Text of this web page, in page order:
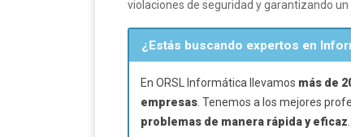
violaciones de seguridad y garantizando
¿Estás buscando expertos en
En ORSL Informática llevamos más de
empresas . Tenemos a los mejores
problemas de manera rápida y eficaz